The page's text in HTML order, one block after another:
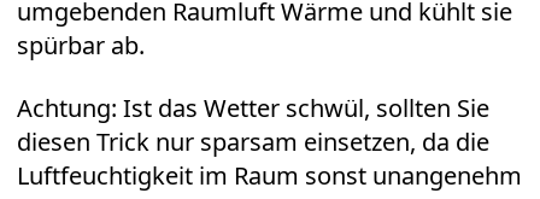
umgebenden Raumluft Wärme und kühlt sie
spürbar ab.
Achtung: Ist das Wetter schwül, sollten Sie
diesen Trick nur sparsam einsetzen, da die
Luftfeuchtigkeit im Raum sonst unangenehm